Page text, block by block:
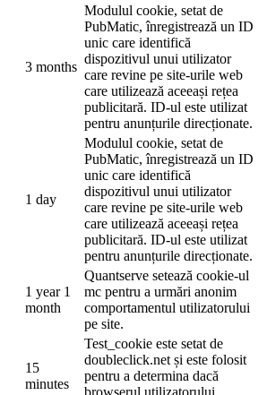
3 months
Modulul cookie, setat de
PubMatic, înregistrează un ID
unic care identifică
dispozitivul unui utilizator
care revine pe site-urile web
care utilizează aceeași rețea
publicitară. ID-ul este utilizat
pentru anunțurile direcționate.
1 day
Modulul cookie, setat de
PubMatic, înregistrează un ID
unic care identifică
dispozitivul unui utilizator
care revine pe site-urile web
care utilizează aceeași rețea
publicitară. ID-ul este utilizat
pentru anunțurile direcționate.
1 year 1
month
Quantserve setează cookie-ul
mc pentru a urmări anonim
comportamentul utilizatorului
pe site.
15
minutes
Test_cookie este setat de
doubleclick.net și este folosit
pentru a determina dacă
browserul utilizatorului